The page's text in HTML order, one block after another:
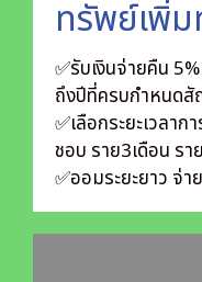
ทรัพย์เพิ่
✅รับเงินจ่ายคืน
ถึงปีที่ครบกำหนด
✅เลือกระยะเวลาก
ชอบ ราย3เดือน รา
✅ออมระยะยาว จ่